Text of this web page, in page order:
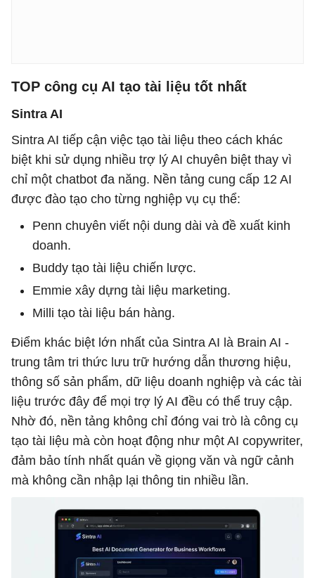
TOP công cụ AI tạo tài liệu tốt nhất
Sintra AI
Sintra AI tiếp cận việc tạo tài liệu theo cách khác
biệt khi sử dụng nhiều trợ lý AI chuyên biệt thay vì
chỉ một chatbot đa năng. Nền tảng cung cấp 12 AI
được đào tạo cho từng nghiệp vụ cụ thể:
Penn chuyên viết nội dung dài và đề xuất kinh
doanh.
Buddy tạo tài liệu chiến lược.
Emmie xây dựng tài liệu marketing.
Milli tạo tài liệu bán hàng.
Điểm khác biệt lớn nhất của Sintra AI là Brain AI -
trung tâm tri thức lưu trữ hướng dẫn thương hiệu,
thông số sản phẩm, dữ liệu doanh nghiệp và các tài
liệu trước đây để mọi trợ lý AI đều có thể truy cập.
Nhờ đó, nền tảng không chỉ đóng vai trò là công cụ
tạo tài liệu mà còn hoạt động như một AI copywriter,
đảm bảo tính nhất quán về giọng văn và ngữ cảnh
mà không cần nhập lại thông tin nhiều lần.